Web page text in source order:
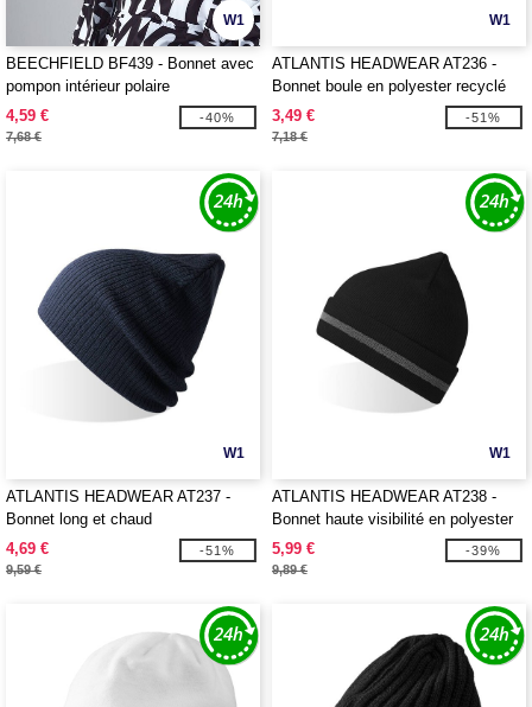
W1
BEECHFIELD BF439 - Bonnet avec
pompon intérieur polaire
4,59 €
7,68 €
-40%
W1
ATLANTIS HEADWEAR AT236 -
Bonnet boule en polyester recyclé
3,49 €
7,18 €
-51%
W1
ATLANTIS HEADWEAR AT237 -
Bonnet long et chaud
4,69 €
9,59 €
-51%
W1
ATLANTIS HEADWEAR AT238 -
Bonnet haute visibilité en polyester
recyclé
5,99 €
9,89 €
-39%